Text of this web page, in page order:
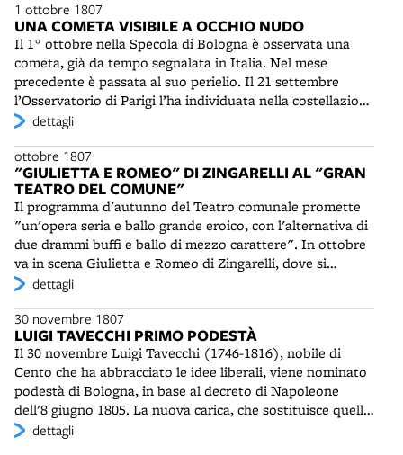
Caffè di Galliera, quello di San Pietro e quello degli
Stelloni.
decreta l'installazione delle corti d'appello di Milano,
Venezia e Bologna. La cerimonia solenne di insediamento
della Corte bolognese si tiene il 20 settembre alla
presenza del cardinale Arcivescovo Oppizzoni, del
Prefetto Mosca e delle autorità dipartimentali e comunali.
Il 23 settembre la Corte di Giustizia prende formale
possesso dell'aula in Palazzo pubblico. Primo presidente
è nominato Ignazio Magnani (1740-1809), uno dei più
insigni giuresconsulti della sua epoca.
1 ottobre 1807
UNA COMETA VISIBILE A OCCHIO NUDO
Il 1° ottobre nella Specola di Bologna è osservata una
cometa, già da tempo segnalata in Italia. Nel mese
precedente è passata al suo perielio. Il 21 settembre
l’Osservatorio di Parigi l’ha individuata nella costellazione
della Vergine. E’ una delle poche comete visibili a occhio
una stella di quarta grandezza. Il 6 ottobre a
Casalmaggiore è visibile la sera "nella plaga di nord
ovest", con la coda rivolta a ponente. E’ descritta in
questi termini da un testimone dilettante: “Lo splendore
che tramanda nella parte opposta al suo corso ha forma
di un raggio, e difatti a misura, che quello si prolunga,
diviene più largo, più debole e più trasparente”. Nel mese
di ottobre in Germania la cometa si potrà osservare a
occhio nudo o con “cannocchiali ordinari” dalle 7 alle 9 di
sera, vicina alla costellazione del serpente e con il crine a
mezzogiorno. Formerà un triangolo equilatero con Arturo
e con la corona boreale.
dettagli
ottobre 1807
"GIULIETTA E ROMEO" DI ZINGARELLI AL "GRAN
TEATRO DEL COMUNE"
Il programma d'autunno del Teatro comunale promette
"un'opera seria e ballo grande eroico, con l'alternativa di
due drammi buffi e ballo di mezzo carattere". In ottobre
va in scena Giulietta e Romeo di Zingarelli, dove si
distingue nel ruolo di Romeo il soprano Vitale Damiani,
calibro di un Velluti o di un Crescentini". In novembre
sono rappresentati con successo i drammi giocosi Le
nozze campestri di Giuseppe Nicolini e I due gemelli di
Giuseppe Gazzaniga, accompagnati da balli di Salvatore
Viganò.
dettagli
30 novembre 1807
LUIGI TAVECCHI PRIMO PODESTÀ
Il 30 novembre Luigi Tavecchi (1746-1816), nobile di
Cento che ha abbracciato le idee liberali, viene nominato
podestà di Bologna, in base al decreto di Napoleone
dell'8 giugno 1805. La nuova carica, che sostituisce quella
di presidente del consiglio municipale, è di nomina regia
dettagli